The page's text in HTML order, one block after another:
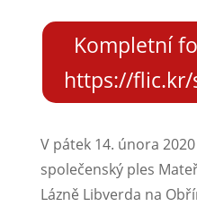
Kompletní
https://flic.kr/
V pátek 14. února
společenský ples
Lázně Libverda na